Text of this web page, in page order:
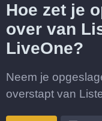
Hoe zet je
over van
LiveOne?
Neem je
overstapt van